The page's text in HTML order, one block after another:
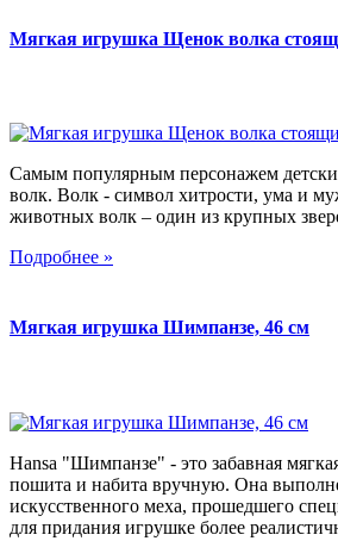
Мягкая игрушка Щенок волка
Самым популярным персонажем
волк. Волк - символ хитрости, ума и
животных волк – один из крупных
Подробнее »
Мягкая игрушка Шимпанзе, 46 см
Hansa "Шимпанзе" - это забавная
пошита и набита вручную. Она
искусственного меха, прошедшего
для придания игрушке более